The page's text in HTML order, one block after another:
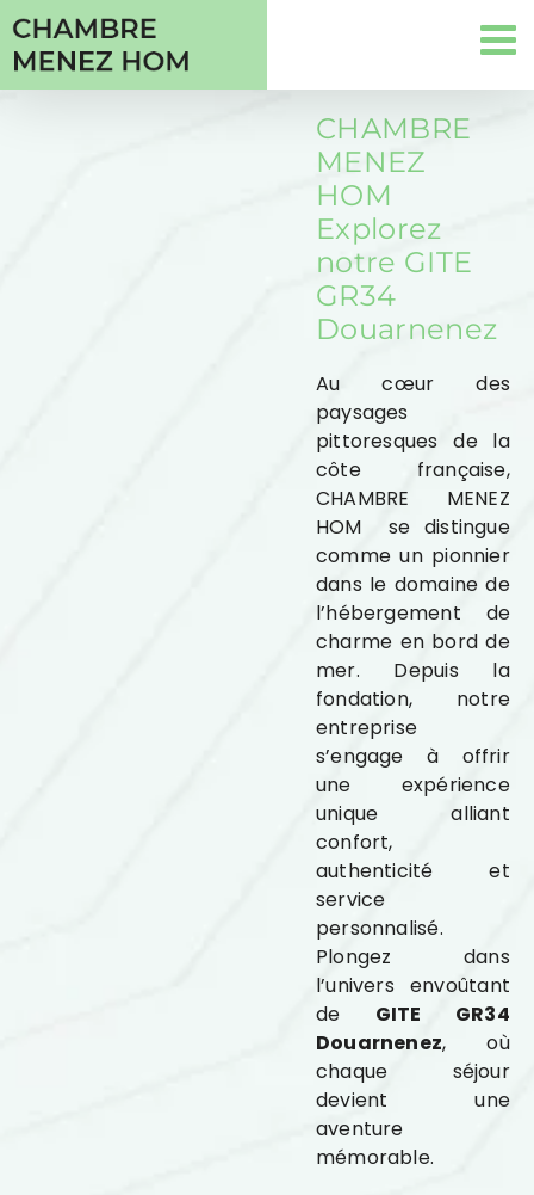
Passer
au
contenu
CHAMBRE
MENEZ
HOM
Explorez
notre GITE
GR34
Douarnenez
Au cœur des
paysages
pittoresques de la
côte française,
CHAMBRE MENEZ
HOM se distingue
comme un pionnier
dans le domaine de
l’hébergement de
charme en bord de
mer. Depuis la
fondation, notre
entreprise
s’engage à offrir
une expérience
unique alliant
confort,
authenticité et
service
personnalisé.
Plongez dans
l’univers envoûtant
de GITE GR34
Douarnenez, où
chaque séjour
devient une
aventure
mémorable.